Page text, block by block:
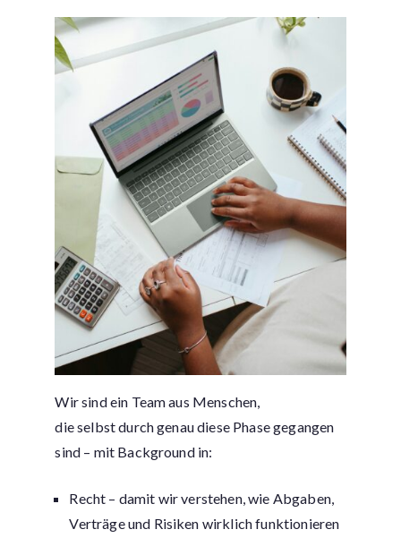
Wir sind ein Team aus Menschen,
die selbst durch genau diese Phase gegangen
sind – mit Background in:
Recht – damit wir verstehen, wie Abgaben,
Verträge und Risiken wirklich funktionieren